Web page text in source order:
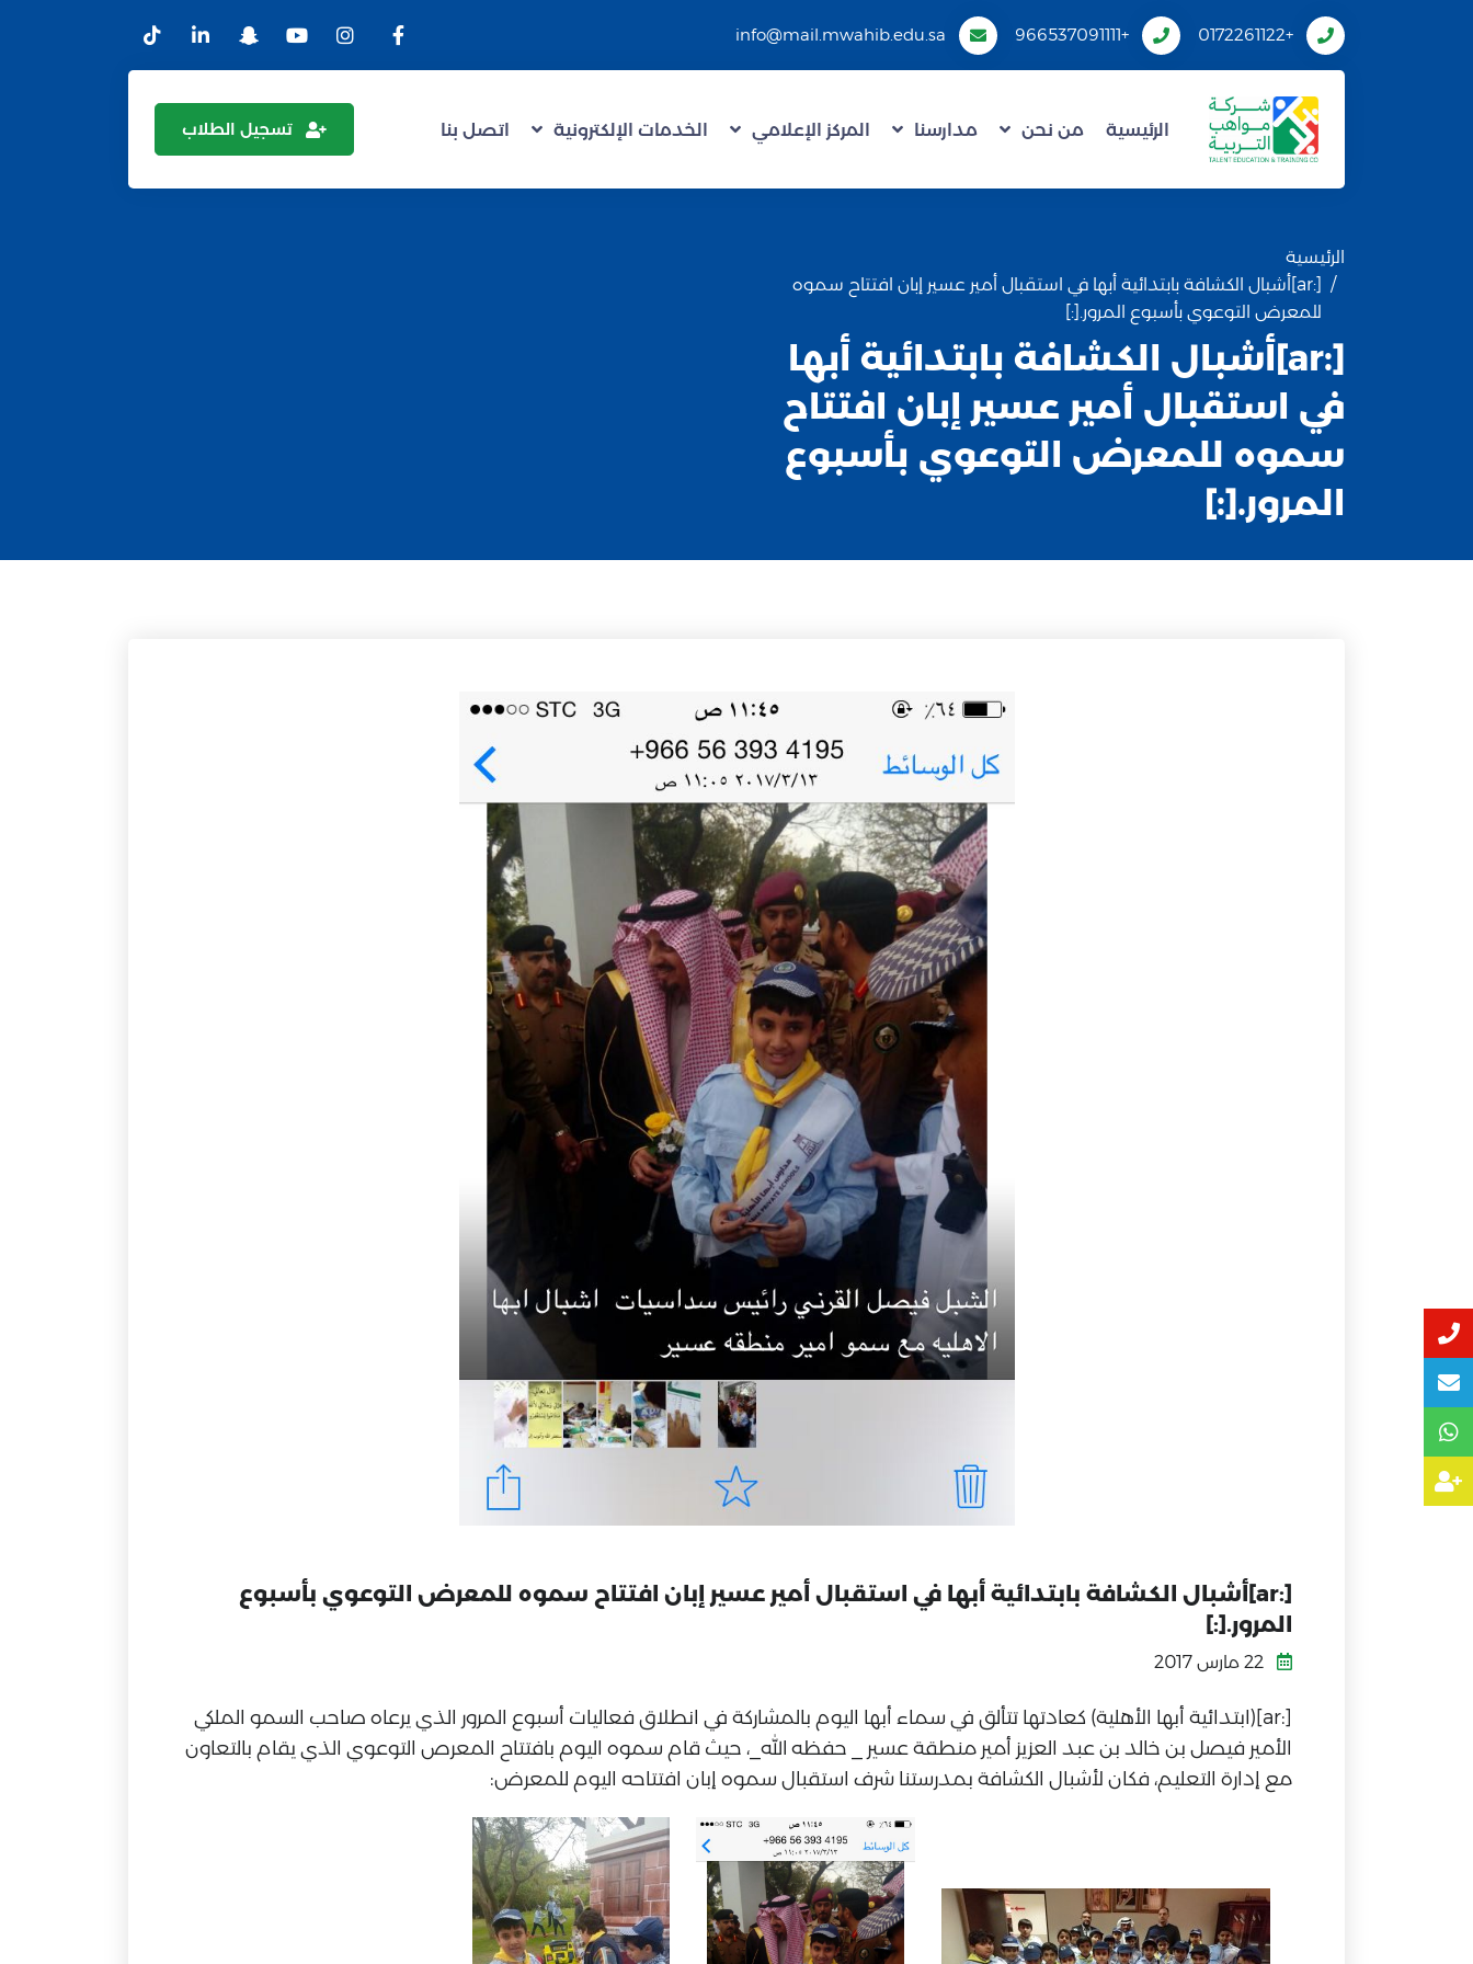
+0172261122
+966537091111
info@mail.mwahib.edu.sa
الرئيسية من نحن مدارسنا المركز الإعلامي الخدمات الإلكترونية اتصل بنا تسجيل الطلاب
الرئيسية
[:ar]أشبال الكشافة بابتدائية أبها في استقبال أمير عسير إبان افتتاح سموه
للمعرض التوعوي بأسبوع المرور.[:]
[:ar]أشبال الكشافة بابتدائية أبها
في استقبال أمير عسير إبان افتتاح
سموه للمعرض التوعوي بأسبوع
المرور.[:]
[:ar]أشبال الكشافة بابتدائية أبها في استقبال أمير عسير إبان افتتاح سموه للمعرض التوعوي بأسبوع
المرور.[:]
[:ar](ابتدائية أبها الأهلية) كعادتها تتألق في سماء أبها اليوم بالمشاركة في انطلاق فعاليات أسبوع المرور الذي يرعاه صاحب السمو الملكي
الأمير فيصل بن خالد بن عبد العزيز أمير منطقة عسير _ حفظه الله_، حيث قام سموه اليوم بافتتاح المعرص التوعوي الذي يقام بالتعاون
مع إدارة التعليم، فكان لأشبال الكشافة بمدرستنا شرف استقبال سموه إبان افتتاحه اليوم للمعرض: